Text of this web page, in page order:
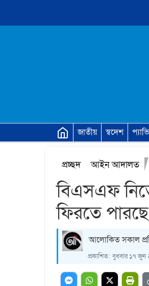
জাতীয়
স্বদেশ
প্রচ্ছদ আইন আদালত
বিএসএফ
ফিরতে
আলোকিত সকাল
প্রকাশিত: বুধবার ১৭ জুন